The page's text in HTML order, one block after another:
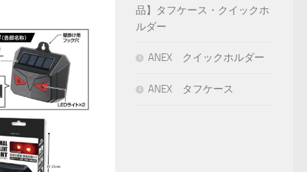
品】タフケース・クイックホ
ルダー
ANEX クイックホルダー
ANEX タフケース